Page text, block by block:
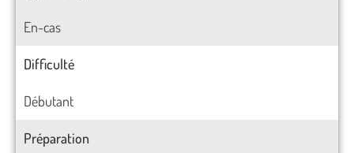
En-cas
Difficulté
Débutant
Préparation